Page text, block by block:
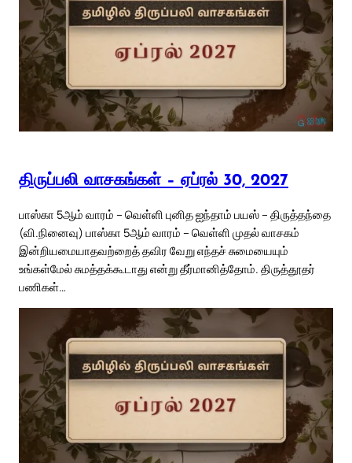
திருப்பலி வாசகங்கள் – ஏப்ரல் 30, 2027
பாஸ்கா 5ஆம் வாரம் – வெள்ளி புனித ஐந்தாம் பயஸ் – திருத்தந்தை
(வி.நினைவு) பாஸ்கா 5ஆம் வாரம் – வெள்ளி முதல் வாசகம்
இன்றியமையாதவற்றைத் தவிர வேறு எந்தச் சுமையையும்
உங்கள்மேல் சுமத்தக்கூடாது என்று தீர்மானித்தோம். திருத்தூதர்
பணிகள்…